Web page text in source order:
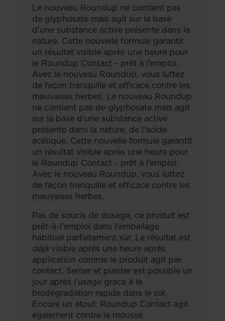
Le nouveau Roundup ne contient pas
de glyphosate mais agit sur la base
d'une substance active présente dans la
nature. Cette nouvelle formule garantit
un résultat visible après une heure pour
le Roundup Contact - prêt à l’emploi.
Avec le nouveau Roundup, vous luttez
de façon tranquille et efficace contre les
mauvaises herbes. Le nouveau Roundup
ne contient pas de glyphosate mais agit
sur la base d'une substance active
présente dans la nature, de l'acide
acétique. Cette nouvelle formule garantit
un résultat visible après une heure pour
le Roundup Contact - prêt à l’emploi.
Avec le nouveau Roundup, vous luttez
de façon tranquille et efficace contre les
mauvaises herbes.
Pas de soucis de dosage, ce produit est
prêt-à-l'emploi dans l'emballage
habituel parfaitement sûr. Le résultat est
déjà visible après une heure après
application comme le produit agit par
contact. Semer et planter est possible un
jour après l'usage grace à la
biodégradation rapide dans le sol.
Encore un atout: Roundup Contact agit
également contre la mousse.